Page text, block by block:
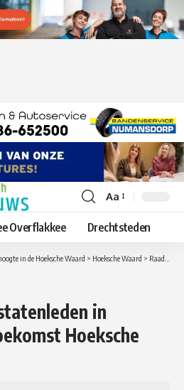
Lettergrootte
aanpassen
Aa
Overflakkee Drechtsteden
in de Hoeksche Waard > Hoeksche Waard > Raadsleden en statenleden in gesprek over toekomst Hoeksche Waard
in
Hoeksche